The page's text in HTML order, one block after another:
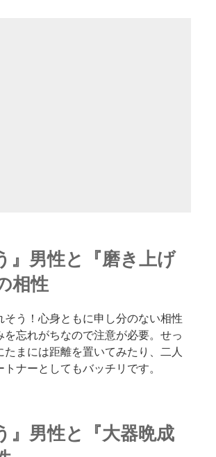
』男性と『磨き上げ
相性
う！心身ともに申し分のない相性
忘れがちなので注意が必要。せっ
まには距離を置いてみたり、二人
ナーとしてもバッチリです。
』男性と『大器晩成